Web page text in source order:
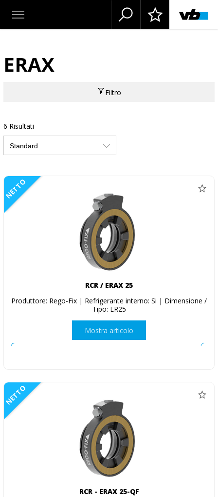
ERAX
Filtro
6 Risultati
NETTO
RCR / ERAX 25
Produttore: Rego-Fix | Refrigerante interno: Si | Dimensione /
Tipo: ER25
Mostra articolo
NETTO
RCR - ERAX 25-QF